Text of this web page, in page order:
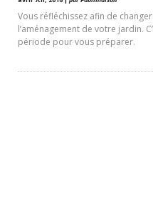
Vous réfléchissez afin de
l’aménagement de votre jardin.
période pour vous préparer.